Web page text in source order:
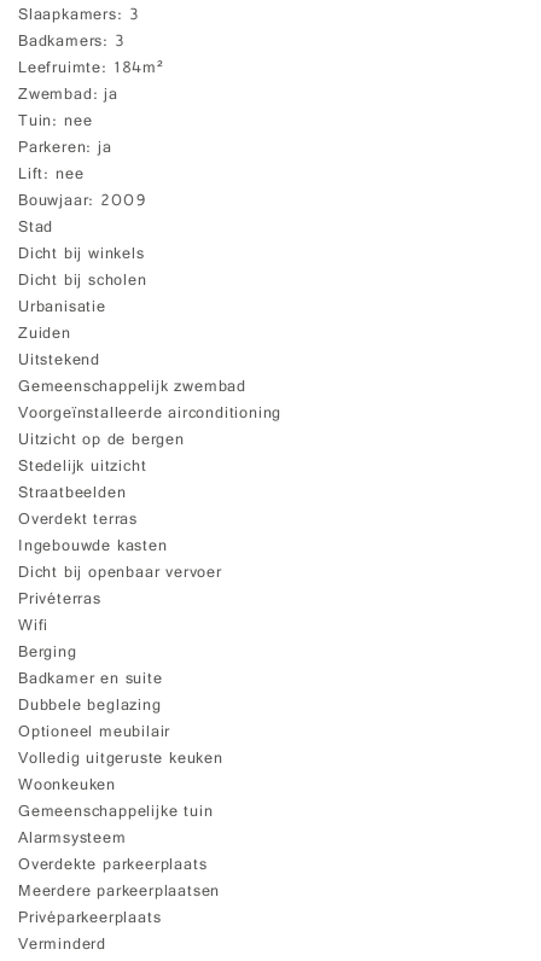
Slaapkamers 3
Badkamers 3
Leefruimte 184m²
Zwembad ja
Tuin nee
Parkeren ja
Lift nee
Bouwjaar 2009
Stad
Dicht bij winkels
Dicht bij scholen
Urbanisatie
Zuiden
Uitstekend
Gemeenschappelijk zwembad
Voorgeïnstalleerde airconditioning
Uitzicht op de bergen
Stedelijk uitzicht
Straatbeelden
Overdekt terras
Ingebouwde kasten
Dicht bij openbaar vervoer
Privéterras
Wifi
Berging
Badkamer en suite
Dubbele beglazing
Optioneel meubilair
Volledig uitgeruste keuken
Woonkeuken
Gemeenschappelijke tuin
Alarmsysteem
Overdekte parkeerplaats
Meerdere parkeerplaatsen
Privéparkeerplaats
Verminderd